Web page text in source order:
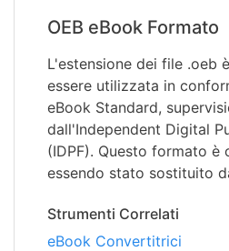
OEB eBook Formato
L'estensione dei file .oeb
essere utilizzata in
eBook Standard,
dall'Independent Digital
(IDPF). Questo formato è
essendo stato sostituito
Strumenti Correlati
eBook Convertitrici